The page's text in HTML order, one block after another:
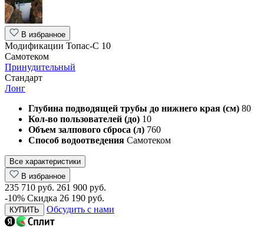
В избранное
Модификации Топас-С 10
Самотеком
Принудительный
Стандарт
Лонг
Глубина подводящей трубы до нижнего края (см) 80
Кол-во пользователей (до) 10
Объем залпового сброса (л) 760
Способ водоотведения Самотеком
Все характеристики
В избранное
235 710 руб. 261 900 руб.
-10% Скидка 26 190 руб.
КУПИТЬ Обсудить с нами